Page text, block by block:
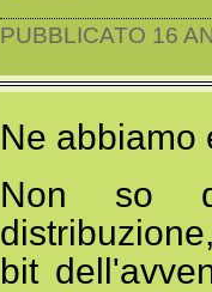
PUBBLICATO 16
Ne abbiamo
Non so
bit